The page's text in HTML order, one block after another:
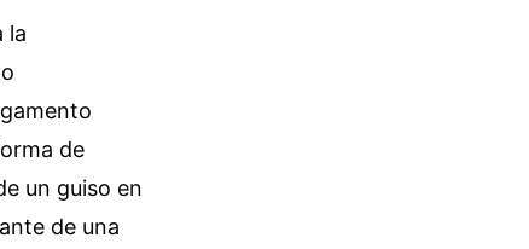
la
de
un guiso en
de una